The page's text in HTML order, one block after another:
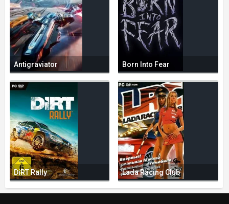
Antigraviator Born Into Fear
DiRT Rally Lada Racing Club